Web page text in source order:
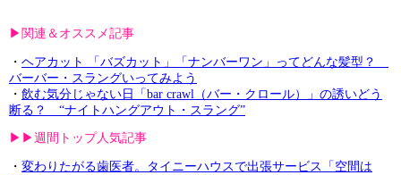
▶︎関連＆オススメ記事
・ ヘアカット 「バズカット」「ナンバーワン」ってどんな髪型？
バーバー・スラングいってみよう
・ 飲む気分じゃない日「bar crawl（バー・クロール）」の誘いどう
断る？ “ナイトハングアウト・スラング”
▶︎▶︎週間トップ人気記事
・ 変わりたがる歯医者。タイニーハウスで出張サービス「空間は